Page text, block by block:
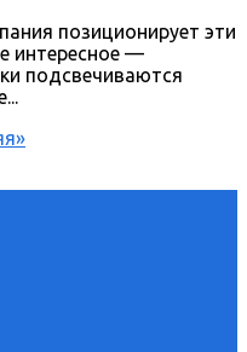
позиционирует эти
интересное —
подсвечиваются